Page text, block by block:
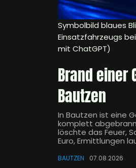
Symbolbild blaues
Einsatzfahrzeugs
mit ChatGPT)
Brand einer
Bautzen
In Bautzen ist eine
komplett
löschte das Feuer,
Euro, Ermittlungen
BAUTZEN 07.08.2026